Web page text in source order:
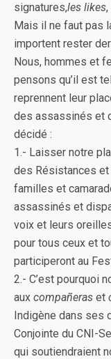
signatures,les likes
Mais il ne faut pas
importent rester
Nous, hommes et
pensons qu’il est
reprennent leur
des assassinés et
décidé :
1.- Laisser notre
des Résistances
familles et
assassinés et
voix et leurs
pour tous ceux et
participeront au
2.- C’est pourquoi
aux compañeras et
Indigène dans ses
Conjointe du CNI-
qui soutiendraient